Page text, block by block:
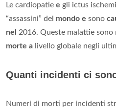
Le cardiopatie e gli ictus
“assassini” del mondo e sono
nel 2016. Queste malattie
morte a livello globale negli
Quanti incidenti ci
Numeri di morti per incidenti